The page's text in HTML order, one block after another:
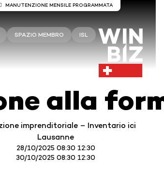
SPAZIO MEMBRO ISL
alla
imprenditoriale – Inventario ici
Lausanne
28/10/2025 08:30 12:30
30/10/2025 08:30 12:30
del server Winbiz Cloud
di manutenzione sui server Winbiz
prevista per domenica 9 agosto dalle ore
temporanee.
Winbiz Cloud al di fuori di questo
MANUTENZIONE MENSILE PROGRAMMATA